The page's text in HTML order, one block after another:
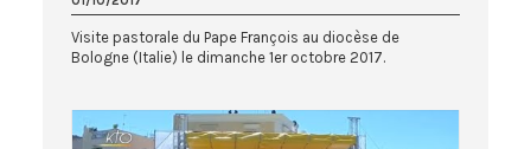
Visite pastorale du Pape François au diocèse de
Bologne (Italie) le dimanche 1er octobre 2017.